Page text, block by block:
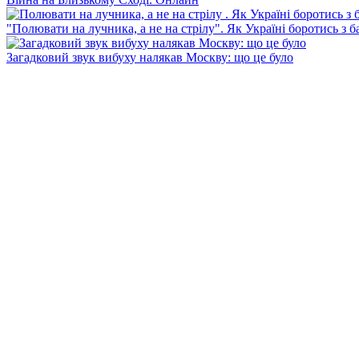
"Полювати на лучника, а не на стрілу". Як Україні боротись з
Загадковий звук вибуху налякав Москву: що це було